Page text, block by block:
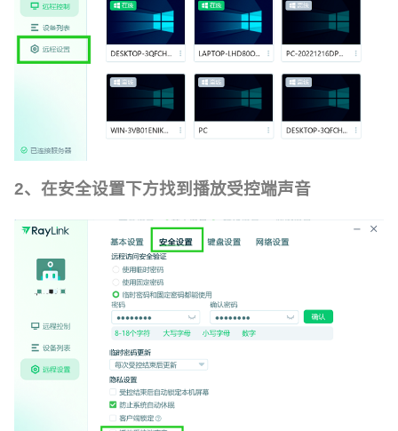
2、在安全设置下方找到播放受控端声音